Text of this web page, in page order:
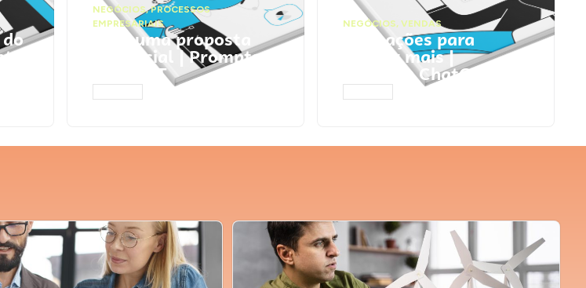
do
NEGÓCIOS,PROCESSOS
EMPRESARIAIS
Faça uma proposta
comercial | Prompts
ChatGPT
NEGÓCIOS, VENDAS
Faça ações para
vender mais |
Prompts ChatGPT